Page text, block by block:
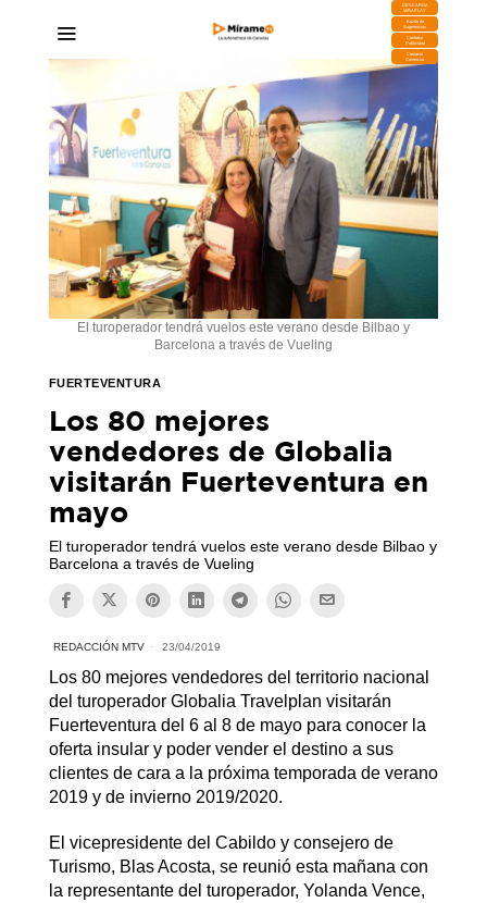
DESCARGA
MIRAPLAY
Buzón de
Sugerencias
Contratar
Publicidad
Contacto
Comercial
El turoperador tendrá vuelos este verano desde Bilbao y
Barcelona a través de Vueling
FUERTEVENTURA
Los 80 mejores
vendedores de Globalia
visitarán Fuerteventura en
mayo
El turoperador tendrá vuelos este verano desde Bilbao y
Barcelona a través de Vueling
REDACCIÓN MTV 23/04/2019
Los 80 mejores vendedores del territorio nacional
del turoperador Globalia Travelplan visitarán
Fuerteventura del 6 al 8 de mayo para conocer la
oferta insular y poder vender el destino a sus
clientes de cara a la próxima temporada de verano
2019 y de invierno 2019/2020.
El vicepresidente del Cabildo y consejero de
Turismo, Blas Acosta, se reunió esta mañana con
la representante del turoperador, Yolanda Vence,